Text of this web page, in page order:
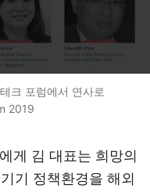
크 포럼에서 연사로
2019
게 김 대표는 희망의
기 정책환경을 해외